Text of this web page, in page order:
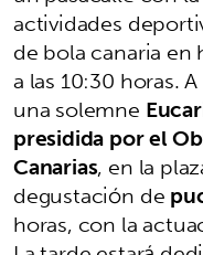
actividades
de bola canaria en
a las 10:30 horas.
una solemne
presidida por el
Canarias, en la
degustación de
horas, con la